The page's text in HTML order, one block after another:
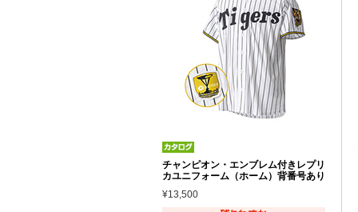
チャンピオン・エンブレム付きレプリ
カユニフォーム（ホーム）背番号あり
¥13,500